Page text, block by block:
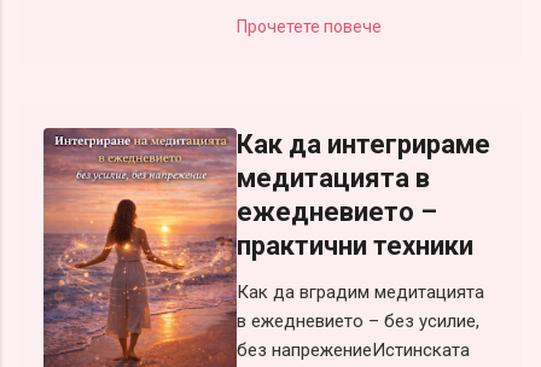
Прочетете повече
Как да интегрираме
медитацията в
ежедневието –
практични техники
Как да вградим медитацията
в ежедневието – без усилие,
без напрежениеИстинската